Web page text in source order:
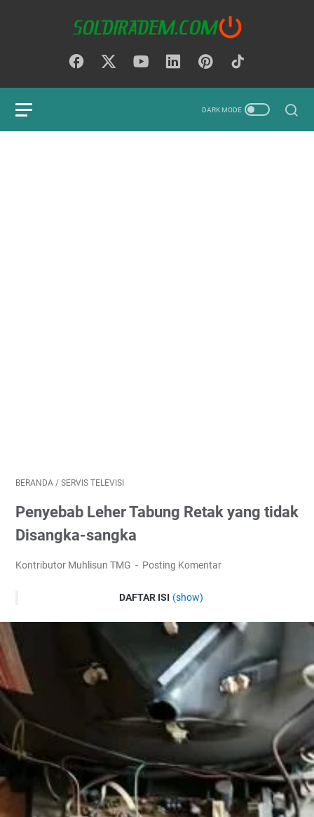
BERANDA / SERVIS TELEVISI
Penyebab Leher Tabung Retak yang tidak
Disangka-sangka
Kontributor Muhlisun TMG Posting Komentar
DAFTAR ISI (show)